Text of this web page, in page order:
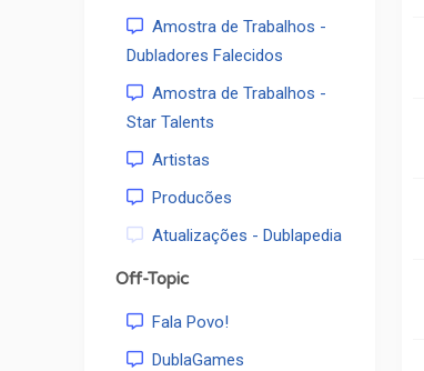
Amostra de Trabalhos -
Dubladores Falecidos
Amostra de Trabalhos -
Star Talents
Artistas
Producões
Atualizações - Dublapedia
Off-Topic
Fala Povo!
DublaGames